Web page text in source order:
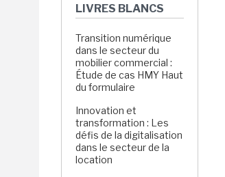
LIVRES BLANCS
Transition numérique
dans le secteur du
mobilier commercial :
Étude de cas HMY Haut
du formulaire
Innovation et
transformation : Les
défis de la digitalisation
dans le secteur de la
location